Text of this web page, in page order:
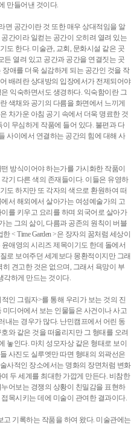
만들어낸 것이다.
면 공간이란 것 또한 매우 상대적임을 알
간이라 일컫는 공간이 오히려 열려 있는
도 한다. 미술관, 교회, 문화시설 같은 곳
든 열려 있고 공간과 공간을 연결짓는 곳
애를 더욱 실감하게 되는 공간인 것을 작
배려란 상대방의 입장에서가 전제되어야
익숙하면서도 생경하다. 익숙함이란 그
색채와 공기의 다름을 화면에서 느끼게
차가운 아침 공기 속에서 더욱 명료한 것
무심하게 작품에 들어 있다. 불편과 다
사이에서 연결하는 공간의 힘에 대해 사
방식이어야 하는가를 가시화한 작품이
기 다른 색의 존재들이다. 이들은 유영하
도 하지만 또 각자의 색으로 환원하여 떠
서 해외에서 살아가는 여성예술가의 고
를 키우고 요리를 하며 외국어로 살아가
는 그의 삶이, 다름과 공존의 원칙이 버블
< Time Garden >은 장자의 꿈처럼 세상이
윤애영의 시리즈 제목이기도 한데 돌에서
로 보여주던 세계보다 몽환적이지만 그래
견고한 것은 없으며, 그래서 욕망이 부
각하게 만드는 것이다.
인 그림자>를 통해 우리가 보는 것의 진
디어에서 보는 인물들은 사건이나 사고
내는 경우가 많다. 난민캠프에서 어린 동
와 같은 것을 떠올리지만 그 형태를 오려
놓인다. 마치 성모자상 같은 형태로 보이
사진도 실루엣만 따면 형태의 외곽선은
사적인 장소에서는 명화의 장면처럼 변화
두 세계를 최대한 가깝게 만든다. 비참한
어보는 경쟁의 상황이 친밀감을 표현하
목시키는 데에 미술이 관여한 결과이다.
기록하는 작품을 하여 왔다. 미술관에는